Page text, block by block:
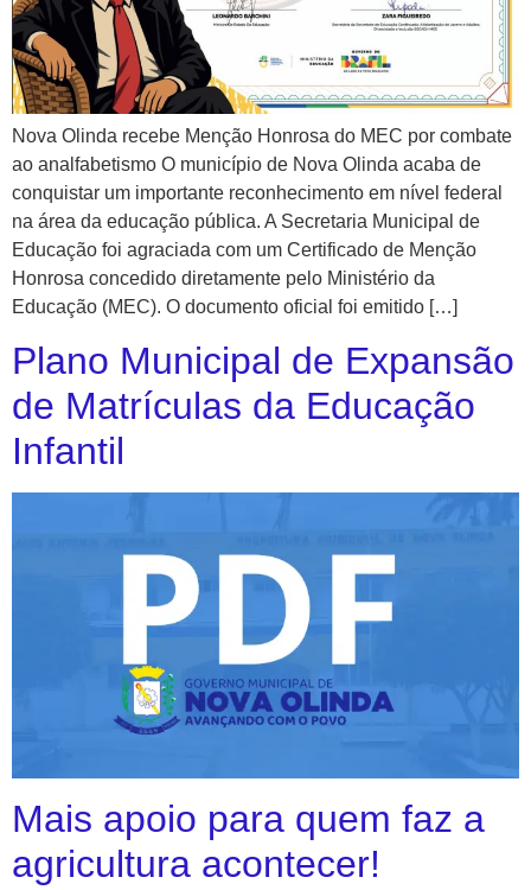
Nova Olinda recebe Menção Honrosa do MEC por combate
ao analfabetismo O município de Nova Olinda acaba de
conquistar um importante reconhecimento em nível federal
na área da educação pública. A Secretaria Municipal de
Educação foi agraciada com um Certificado de Menção
Honrosa concedido diretamente pelo Ministério da
Educação (MEC). ​O documento oficial foi emitido […]
Plano Municipal de Expansão
de Matrículas da Educação
Infantil
Mais apoio para quem faz a
agricultura acontecer!